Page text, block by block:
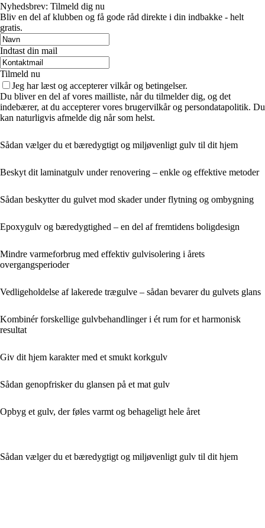
Nyhedsbrev: Tilmeld dig nu
Bliv en del af klubben og få gode råd direkte i din indbakke - helt
gratis.
Indtast din mail
Tilmeld nu
Jeg har læst og accepterer vilkår og betingelser.
Du bliver en del af vores mailliste, når du tilmelder dig, og det
indebærer, at du accepterer vores brugervilkår og persondatapolitik. Du
kan naturligvis afmelde dig når som helst.
Sådan vælger du et bæredygtigt og miljøvenligt gulv til dit hjem
Beskyt dit laminatgulv under renovering – enkle og effektive metoder
Sådan beskytter du gulvet mod skader under flytning og ombygning
Epoxygulv og bæredygtighed – en del af fremtidens boligdesign
Mindre varmeforbrug med effektiv gulvisolering i årets
overgangsperioder
Vedligeholdelse af lakerede trægulve – sådan bevarer du gulvets glans
Kombinér forskellige gulvbehandlinger i ét rum for et harmonisk
resultat
Giv dit hjem karakter med et smukt korkgulv
Sådan genopfrisker du glansen på et mat gulv
Opbyg et gulv, der føles varmt og behageligt hele året
Sådan vælger du et bæredygtigt og miljøvenligt gulv til dit hjem